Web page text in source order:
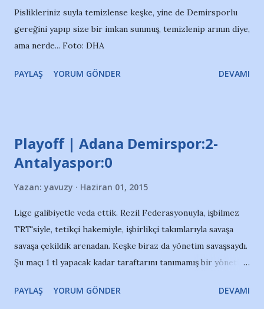
Pislikleriniz suyla temizlense keşke, yine de Demirsporlu
gereğini yapıp size bir imkan sunmuş, temizlenip arının diye,
ama nerde... Foto: DHA
PAYLAŞ YORUM GÖNDER DEVAMI
Playoff | Adana Demirspor:2-
Antalyaspor:0
Yazan: yavuzy Haziran 01, 2015
Lige galibiyetle veda ettik. Rezil Federasyonuyla, işbilmez
TRT'siyle, tetikçi hakemiyle, işbirlikçi takımlarıyla savaşa
savaşa çekildik arenadan. Keşke biraz da yönetim savaşsaydı.
Şu maçı 1 tl yapacak kadar taraftarını tanımamış bir yönetim.
yönetemeyen bir yönetim. Her şey profesyonelce giderken
PAYLAŞ YORUM GÖNDER DEVAMI